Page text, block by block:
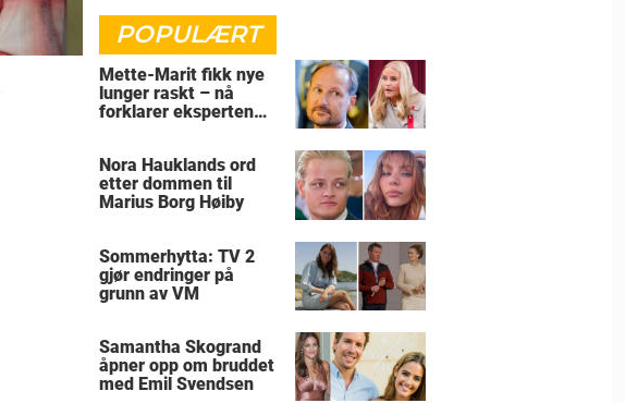
POPULÆRT
Mette-Marit fikk nye
lunger raskt – nå
forklarer eksperten
Nora Hauklands ord
etter dommen til
Marius Borg Høiby
Sommerhytta: TV 2
gjør endringer på
grunn av VM
Samantha Skogrand
åpner opp om bruddet
med Emil Svendsen